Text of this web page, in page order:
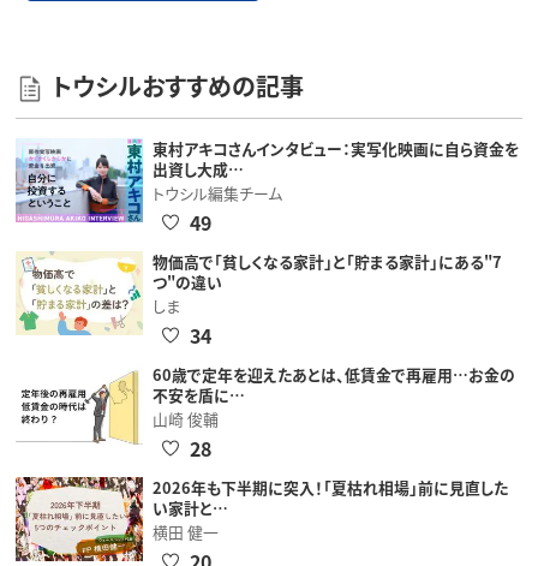
トウシルおすすめの記事
東村アキコさんインタビュー：実写化映画に自ら資金を
出資し大成…
トウシル編集チーム
49
物価高で「貧しくなる家計」と「貯まる家計」にある"7
つ"の違い
しま
34
60歳で定年を迎えたあとは、低賃金で再雇用…お金の
不安を盾に…
山崎 俊輔
28
2026年も下半期に突入！「夏枯れ相場」前に見直した
い家計と…
横田 健一